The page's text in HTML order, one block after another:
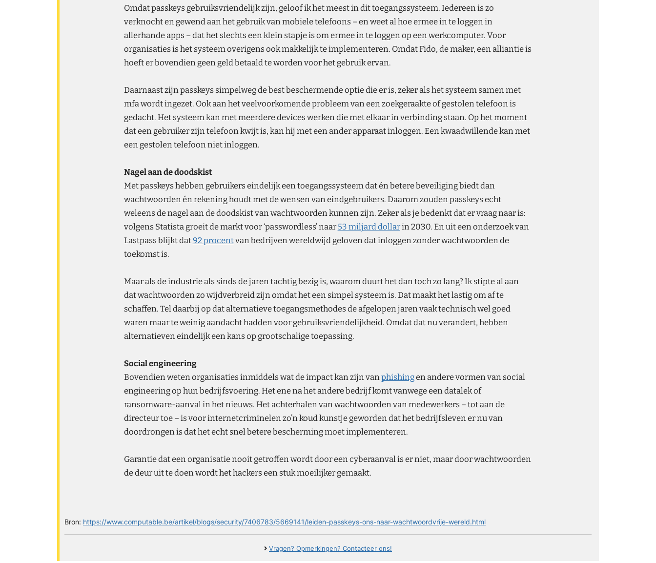
Omdat passkeys gebruiksvriendelijk zijn, geloof ik het meest in dit toegangssysteem. Iedereen is zo
verknocht en gewend aan het gebruik van mobiele telefoons – en weet al hoe ermee in te loggen in
allerhande apps – dat het slechts een klein stapje is om ermee in te loggen op een werkcomputer. Voor
organisaties is het systeem overigens ook makkelijk te implementeren. Omdat Fido, de maker, een alliantie is
hoeft er bovendien geen geld betaald te worden voor het gebruik ervan.
Daarnaast zijn passkeys simpelweg de best beschermende optie die er is, zeker als het systeem samen met
mfa wordt ingezet. Ook aan het veelvoorkomende probleem van een zoekgeraakte of gestolen telefoon is
gedacht. Het systeem kan met meerdere devices werken die met elkaar in verbinding staan. Op het moment
dat een gebruiker zijn telefoon kwijt is, kan hij met een ander apparaat inloggen. Een kwaadwillende kan met
een gestolen telefoon niet inloggen.
Nagel aan de doodskist
Met passkeys hebben gebruikers eindelijk een toegangssysteem dat én betere beveiliging biedt dan
wachtwoorden én rekening houdt met de wensen van eindgebruikers. Daarom zouden passkeys echt
weleens de nagel aan de doodskist van wachtwoorden kunnen zijn. Zeker als je bedenkt dat er vraag naar is:
volgens Statista groeit de markt voor ‘passwordless’ naar 53 miljard dollarin 2030. En uit een onderzoek van
Lastpass blijkt dat92 procentvan bedrijven wereldwijd geloven dat inloggen zonder wachtwoorden de
toekomst is.
Maar als de industrie als sinds de jaren tachtig bezig is, waarom duurt het dan toch zo lang? Ik stipte al aan
dat wachtwoorden zo wijdverbreid zijn omdat het een simpel systeem is. Dat maakt het lastig om af te
schaffen. Tel daarbij op dat alternatieve toegangsmethodes de afgelopen jaren vaak technisch wel goed
waren maar te weinig aandacht hadden voor gebruiksvriendelijkheid. Omdat dat nu verandert, hebben
alternatieven eindelijk een kans op grootschalige toepassing.
Social engineering
Bovendien weten organisaties inmiddels wat de impact kan zijn vanphishingen andere vormen van social
engineering op hun bedrijfsvoering. Het ene na het andere bedrijf komt vanwege een datalek of
ransomware-aanval in het nieuws. Het achterhalen van wachtwoorden van medewerkers – tot aan de
directeur toe – is voor internetcriminelen zo’n koud kunstje geworden dat het bedrijfsleven er nu van
doordrongen is dat het echt snel betere bescherming moet implementeren.
Garantie dat een organisatie nooit getroffen wordt door een cyberaanval is er niet, maar door wachtwoorden
de deur uit te doen wordt het hackers een stuk moeilijker gemaakt.
Bron: https://www.computable.be/artikel/blogs/security/7406783/5669141/leiden-passkeys-ons-naar-wachtwoordvrije-wereld.html
Vragen? Opmerkingen? Contacteer ons!